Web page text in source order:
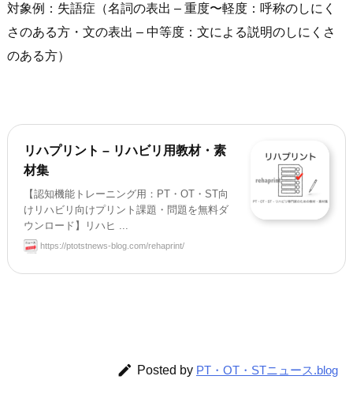
対象例：失語症（名詞の表出 – 重度〜軽度：呼称のしにく
さのある方・文の表出 – 中等度：文による説明のしにくさ
のある方）
リハプリント – リハビリ用教材・素
材集
【認知機能トレーニング用：PT・OT・ST向
けリハビリ向けプリント課題・問題を無料ダ
ウンロード】リハヒ ...
https://ptotstnews-blog.com/rehaprint/
 Posted by PT・OT・STニュース.blog